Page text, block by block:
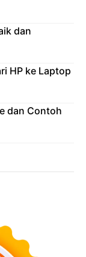
dan
HP ke Laptop
dan Contoh